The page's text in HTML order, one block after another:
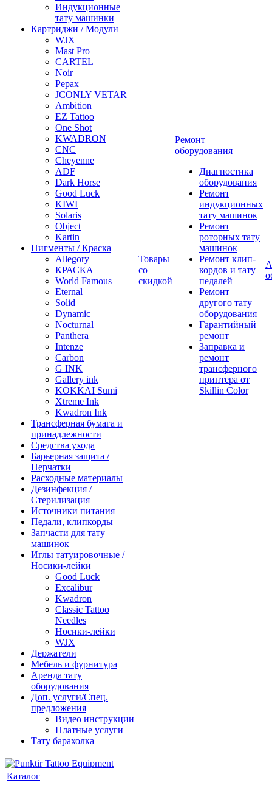
Индукционные
тату машинки
Картриджи / Модули
WJX
Mast Pro
CARTEL
Noir
Pepax
JCONLY VETAR
Ambition
EZ Tattoo
One Shot
KWADRON
CNC
Cheyenne
ADF
Dark Horse
Good Luck
KIWI
Solaris
Object
Kartin
Пигменты / Краска
Allegory
КРАСКА
World Famous
Eternal
Solid
Dynamic
Nocturnal
Panthera
Intenze
Carbon
G INK
Gallery ink
KOKKAI Sumi
Xtreme Ink
Kwadron Ink
Трансферная бумага и
принадлежности
Средства ухода
Барьерная защита /
Перчатки
Расходные материалы
Дезинфекция /
Стерилизация
Источники питания
Педали, клипкорды
Запчасти для тату
машинок
Иглы татуировочные /
Носики-лейки
Good Luck
Excalibur
Kwadron
Classic Tattoo
Needles
Носики-лейки
WJX
Держатели
Мебель и фурнитура
Аренда тату
оборудования
Доп. услуги/Спец.
предложения
Видео инструкции
Платные услуги
Тату барахолка
Товары
со
скидкой
Ремонт
оборудования
Диагностика
оборудования
Ремонт
индукционных
тату машинок
Ремонт
роторных тату
машинок
Ремонт клип-
кордов и тату
педалей
Ремонт
другого тату
оборудования
Гарантийный
ремонт
Заправка и
ремонт
трансферного
принтера от
Skillin Color
Каталог